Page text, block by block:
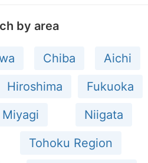
by area
Chiba
Aichi
Hiroshima
Fukuoka
Miyagi
Niigata
Tohoku Region